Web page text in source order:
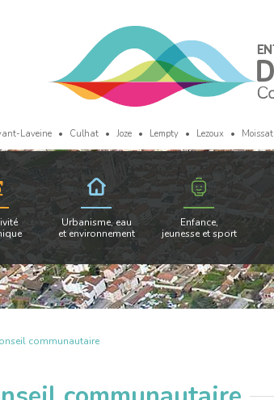
Laveine Culhat Joze Lempty Lezoux Moissat
Urbanisme, eau
et environnement
Enfance,
jeunesse et sport
communautaire